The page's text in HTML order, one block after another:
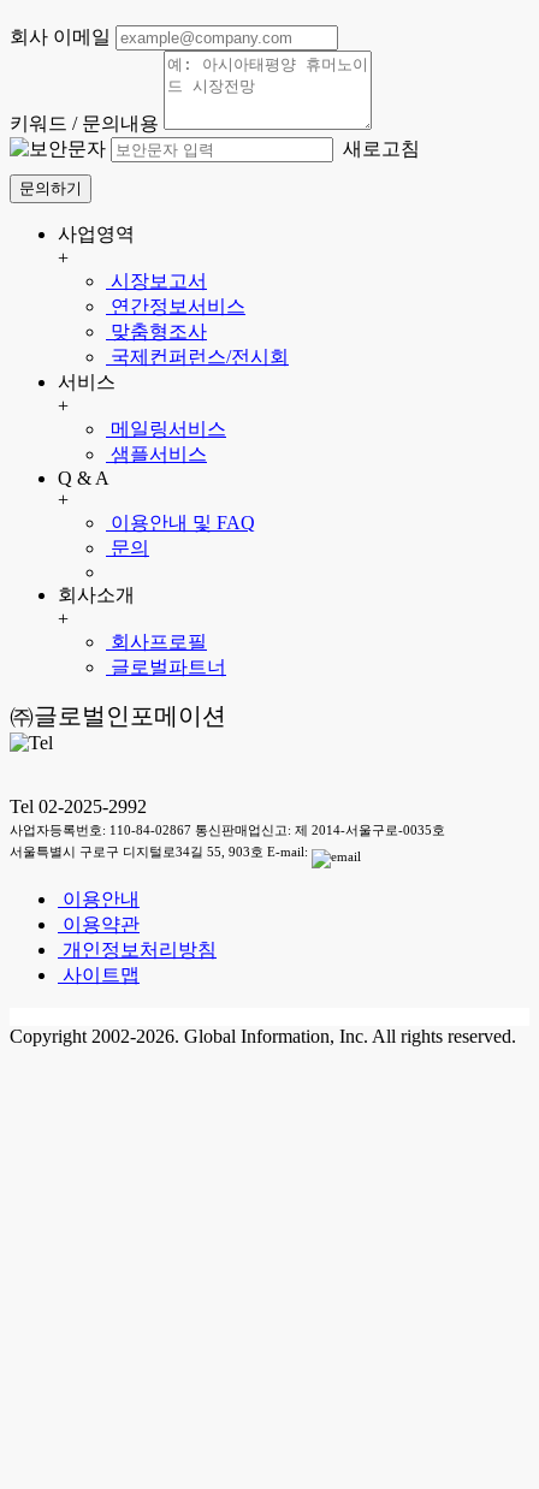
회사 이메일
키워드 / 문의내용
새로고침
문의하기
사업영역
+
시장보고서
연간정보서비스
맞춤형조사
국제컨퍼런스/전시회
서비스
+
메일링서비스
샘플서비스
Q & A
+
이용안내 및 FAQ
문의
회사소개
+
회사프로필
글로벌파트너
㈜글로벌인포메이션
Tel 02-2025-2992
사업자등록번호: 110-84-02867 통신판매업신고: 제 2014-서울구로-0035호
서울특별시 구로구 디지털로34길 55, 903호 E-mail:
이용안내
이용약관
개인정보처리방침
사이트맵
Copyright 2002-2026. Global Information, Inc. All rights reserved.